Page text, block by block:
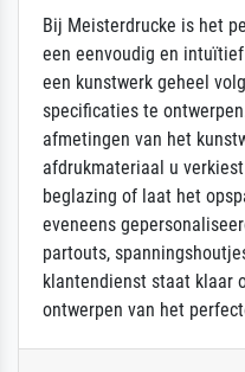
Bij Meisterdrucke is het
een eenvoudig en
een kunstwerk geheel
specificaties te
afmetingen van het
afdrukmateriaal u
beglazing of laat het
eveneens
partouts,
klantendienst staat klaar
ontwerpen van het